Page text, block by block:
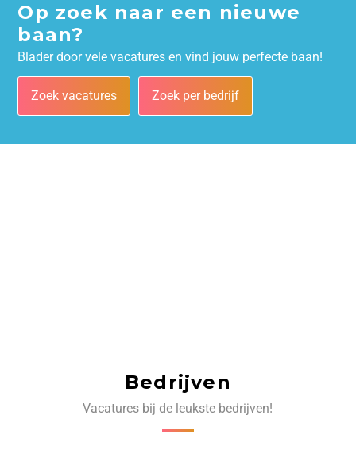
Op zoek naar een nieuwe
baan?
Blader door vele vacatures en vind jouw perfecte baan!
Zoek vacatures Zoek per bedrijf
Bedrijven
Vacatures bij de leukste bedrijven!